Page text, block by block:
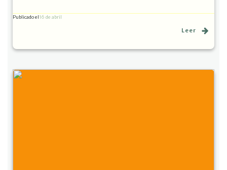
Publicado el16 de abril
Leer